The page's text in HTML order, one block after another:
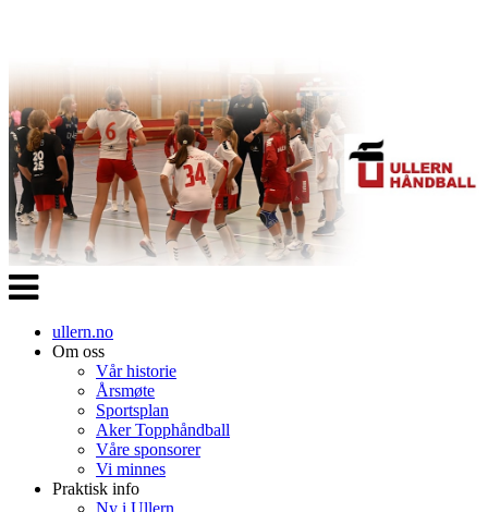
Veksle
navigasjon
ullern.no
Om oss
Vår historie
Årsmøte
Sportsplan
Aker Topphåndball
Våre sponsorer
Vi minnes
Praktisk info
Ny i Ullern